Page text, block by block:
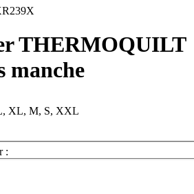
THERMOQUILT
manche
XL, M, S, XXL
: